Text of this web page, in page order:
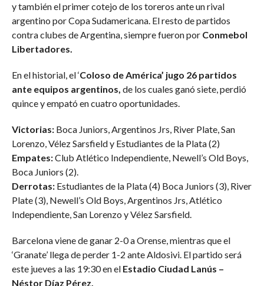
y también el primer cotejo de los toreros ante un rival
argentino por Copa Sudamericana. El resto de partidos
contra clubes de Argentina, siempre fueron por Conmebol
Libertadores.
En el historial, el ‘Coloso de América’ jugo 26 partidos
ante equipos argentinos, de los cuales ganó siete, perdió
quince y empató en cuatro oportunidades.
Victorias:Boca Juniors, Argentinos Jrs, River Plate, San
Lorenzo, Vélez Sarsfield y Estudiantes de la Plata (2)
Empates:Club Atlético Independiente, Newell’s Old Boys,
Boca Juniors (2).
Derrotas:Estudiantes de la Plata (4) Boca Juniors (3), River
Plate (3), Newell’s Old Boys, Argentinos Jrs, Atlético
Independiente, San Lorenzo y Vélez Sarsfield.
Barcelona viene de ganar 2-0 a Orense, mientras que el
‘Granate’ llega de perder 1-2 ante Aldosivi. El partido será
este jueves a las 19:30 en el Estadio Ciudad Lanús –
Néstor Díaz Pérez.